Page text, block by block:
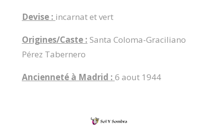
Devise : incarnat et vert
Origines/Caste : Santa Coloma-Graciliano
Pérez Tabernero
Ancienneté à Madrid : 6 aout 1944